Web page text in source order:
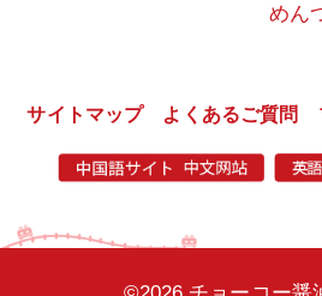
めん
サイトマップ よくあるご質問